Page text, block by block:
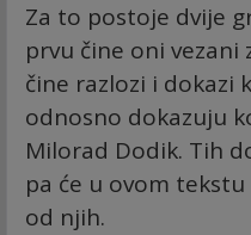
Za to postoje dvije
prvu čine oni
čine razlozi i dokazi
odnosno dokazuju
Milorad Dodik. Tih
pa će u ovom
od njih.